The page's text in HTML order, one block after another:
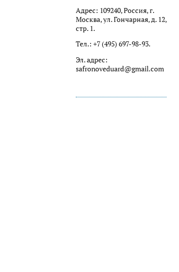
Адрес: 109240, Россия, г.
Москва, ул. Гончарная, д. 12,
стр. 1.
Тел.: +7 (495) 697-98-93.
Эл. адрес:
safronoveduard@gmail.com